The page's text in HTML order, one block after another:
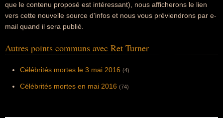
que le contenu proposé est intéressant), nous afficherons le lien
vers cette nouvelle source d'infos et nous vous préviendrons par e-
mail quand il sera publié.
Autres points communs avec Ret Turner
Célébrités mortes le 3 mai 2016 (4)
Célébrités mortes en mai 2016 (74)